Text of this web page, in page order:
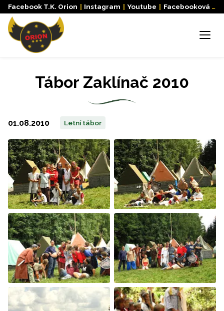
Facebook T.K. Orion | Instagram | Youtube | Facebooková skupina
Menu
Tábor Zaklínač 2010
01.08.2010 Letní tábor